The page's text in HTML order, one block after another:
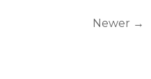
Newer →